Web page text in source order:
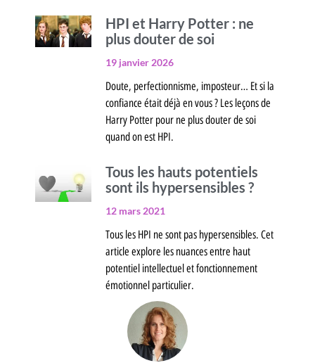
HPI et Harry Potter : ne
plus douter de soi
19 janvier 2026
Doute, perfectionnisme, imposteur… Et si la
confiance était déjà en vous ? Les leçons de
Harry Potter pour ne plus douter de soi
quand on est HPI.
Tous les hauts potentiels
sont ils hypersensibles ?
12 mars 2021
Tous les HPI ne sont pas hypersensibles. Cet
article explore les nuances entre haut
potentiel intellectuel et fonctionnement
émotionnel particulier.